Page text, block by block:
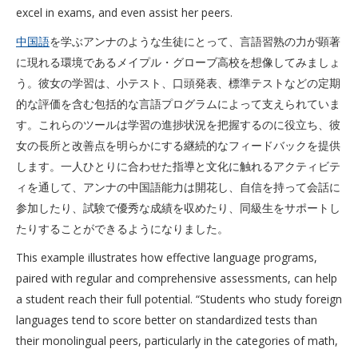
excel in exams, and even assist her peers.
中国語を学ぶアンナのような生徒にとって、言語習熟の力が顕著
に現れる環境であるメイプル・グローブ高校を想像してみましょ
う。彼女の学習は、小テスト、口頭発表、標準テストなどの定期
的な評価を含む包括的な言語プログラムによって支えられていま
す。これらのツールは学習の進捗状況を把握するのに役立ち、彼
女の長所と改善点を明らかにする継続的なフィードバックを提供
します。一人ひとりに合わせた指導と文化に触れるアクティビテ
ィを通して、アンナの中国語能力は開花し、自信を持って会話に
参加したり、試験で優秀な成績を収めたり、同級生をサポートし
たりすることができるようになりました。
This example illustrates how effective language programs,
paired with regular and comprehensive assessments, can help
a student reach their full potential. “Students who study foreign
languages tend to score better on standardized tests than
their monolingual peers, particularly in the categories of math,